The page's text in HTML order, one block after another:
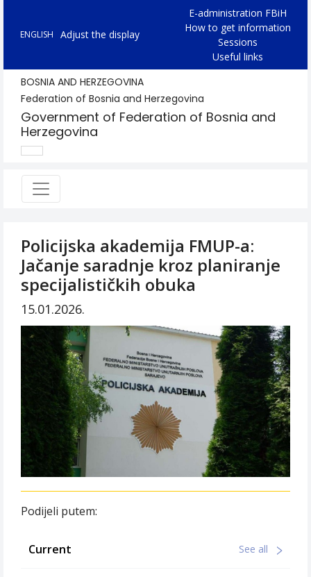
ENGLISH Adjust the display
E-administration FBiH
How to get information
Sessions
Useful links
BOSNIA AND HERZEGOVINA
Federation of Bosnia and Herzegovina
Government of Federation of Bosnia and
Herzegovina
Policijska akademija FMUP-a:
Jačanje saradnje kroz planiranje
specijalističkih obuka
15.01.2026.
Podijeli putem:
Current See all